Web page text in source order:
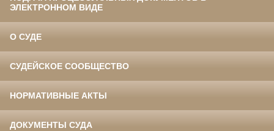
ЭЛЕКТРОННОМ ВИДЕ
О СУДЕ
СУДЕЙСКОЕ СООБЩЕСТВО
НОРМАТИВНЫЕ АКТЫ
ДОКУМЕНТЫ СУДА